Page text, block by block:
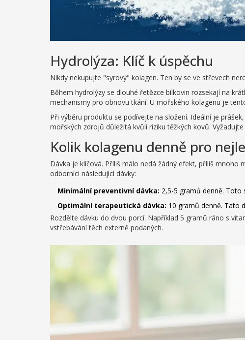
Hydrolýza: Klíč k úspěchu
Nikdy nekupujte "syrový" kolagen. Ten by se ve střevech
Během hydrolýzy se dlouhé řetězce bílkovin rozsekají na
mechanismy pro obnovu tkání. U mořského kolagenu je
Při výběru produktu se podívejte na složení. Ideální je
mořských zdrojů důležitá kvůli riziku těžkých kovů.
Kolik kolagenu denně pro
Dávka je klíčová. Příliš málo nedá žádný efekt, příliš mnoho
odborníci následující dávky:
Minimální preventivní dávka: 2,5-5 gramů denně. Toto
Optimální terapeutická dávka: 10 gramů denně. Tato
Rozdělte dávku do dvou porcí. Například 5 gramů ráno s
vstřebávání těch externě podaných.